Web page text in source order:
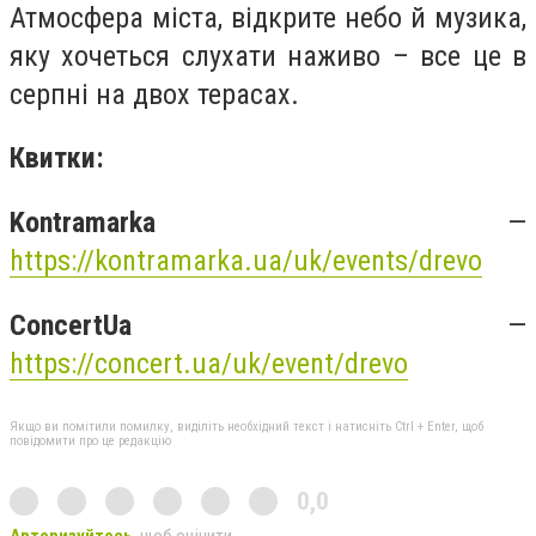
Атмосфера міста, відкрите небо й музика,
яку хочеться слухати наживо – все це в
серпні на двох терасах.
Квитки:
Kontramarka —
https://kontramarka.ua/uk/events/drevo
ConcertUa —
https://concert.ua/uk/event/drevo
Якщо ви помітили помилку, виділіть необхідний текст і натисніть Ctrl + Enter, щоб
повідомити про це редакцію
0,0